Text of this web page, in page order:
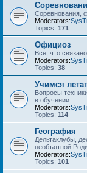
Соревнования,
Moderators:
Topics: 171
Официоз
Все, что
Moderators:
Topics: 38
Учимся
Вопросы
в обучении
Moderators:
Topics: 114
География
Дельтаклубы,
необъятной
Moderators:
Topics: 101